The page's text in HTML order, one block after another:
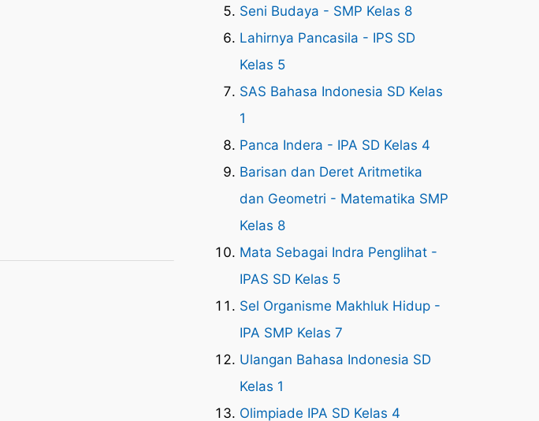
Seni Budaya - SMP Kelas 8
Lahirnya Pancasila - IPS SD
Kelas 5
SAS Bahasa Indonesia SD Kelas
1
Panca Indera - IPA SD Kelas 4
Barisan dan Deret Aritmetika
dan Geometri - Matematika SMP
Kelas 8
Mata Sebagai Indra Penglihat -
IPAS SD Kelas 5
Sel Organisme Makhluk Hidup -
IPA SMP Kelas 7
Ulangan Bahasa Indonesia SD
Kelas 1
Olimpiade IPA SD Kelas 4